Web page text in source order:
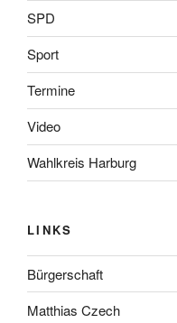
SPD
Sport
Termine
Video
Wahlkreis Harburg
LINKS
Bürgerschaft
Matthias Czech